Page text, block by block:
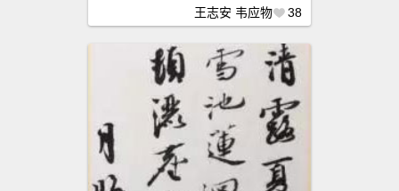
王志安 韦应物 38